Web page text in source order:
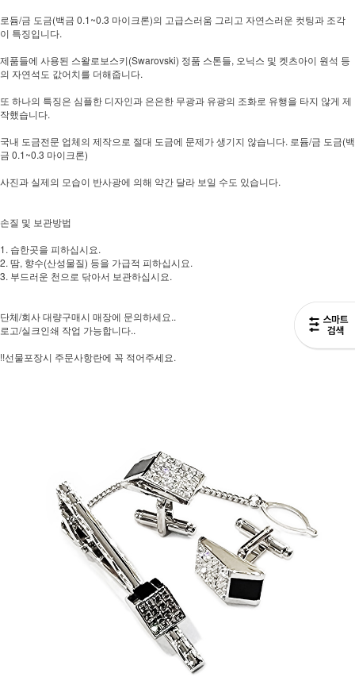
로듐/금 도금(백금 0.1~0.3 마이크론)의 고급스러움 그리고 자연스러운 컷팅과 조각
이 특징입니다.
제품들에 사용된 스왈로보스키(Swarovski) 정품 스톤들, 오닉스 및 켓츠아이 원석 등
의 자연석도 값어치를 더해줍니다.
또 하나의 특징은 심플한 디자인과 은은한 무광과 유광의 조화로 유행을 타지 않게 제
작했습니다.
국내 도금전문 업체의 제작으로 절대 도금에 문제가 생기지 않습니다. 로듐/금 도금(백
금 0.1~0.3 마이크론)
사진과 실제의 모습이 반사광에 의해 약간 달라 보일 수도 있습니다.
손질 및 보관방법
1. 습한곳을 피하십시요.
2. 땀, 향수(산성물질) 등을 가급적 피하십시요.
3. 부드러운 천으로 닦아서 보관하십시요.
단체/회사 대량구매시 매장에 문의하세요..
로고/실크인쇄 작업 가능합니다..
!!선물포장시 주문사항란에 꼭 적어주세요.